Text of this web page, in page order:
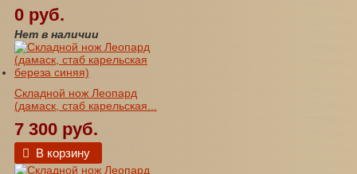
0 руб.
Нет в наличии
Складной нож Леопард
(дамаск, стаб карельская...
7 300 руб.
В корзину